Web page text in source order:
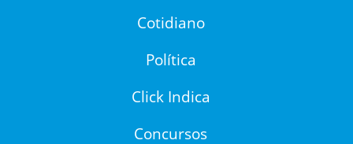
Cotidiano
Política
Click Indica
Concursos